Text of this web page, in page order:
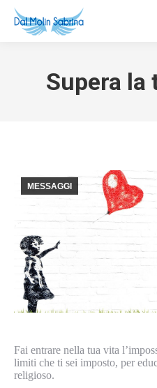
Supera la
MESSAGGI
Fai entrare nella tua vita
limiti che ti sei imposto, per
religioso.